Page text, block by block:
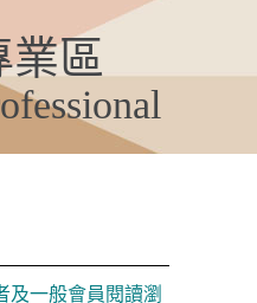
業區
及一般會員閱讀瀏